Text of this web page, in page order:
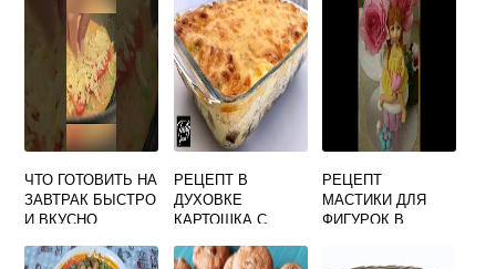
ЧТО ГОТОВИТЬ НА
ЗАВТРАК БЫСТРО
И ВКУСНО
РЕЦЕПТ В
ДУХОВКЕ
КАРТОШКА С
РЕЦЕПТ
МАСТИКИ ДЛЯ
ФИГУРОК В